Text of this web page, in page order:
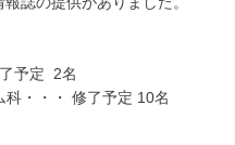
定 2名
・ 修了予定 10名